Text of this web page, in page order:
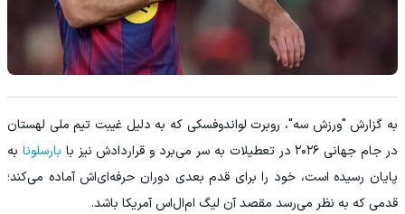
به گزارش "ورزش سه"، روبرت لواندوفسکی که به دلیل غیبت تیم ملی لهستان
در جام جهانی ۲۰۲۶ در تعطیلات به سر می‌برد و قراردادش نیز با
بارسلونا به
پایان رسیده است، خود را برای قدم بعدی دوران حرفه‌ای‌اش آماده می‌کند؛
قدمی که به نظر می‌رسد مقصد آن لیگ ام‌ال‌اس آمریکا باشد.